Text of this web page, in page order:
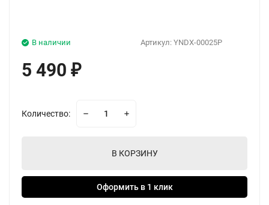
Артикул: YNDX-00025P
В наличии
5 490 ₽
Количество:
В КОРЗИНУ
Оформить в 1 клик